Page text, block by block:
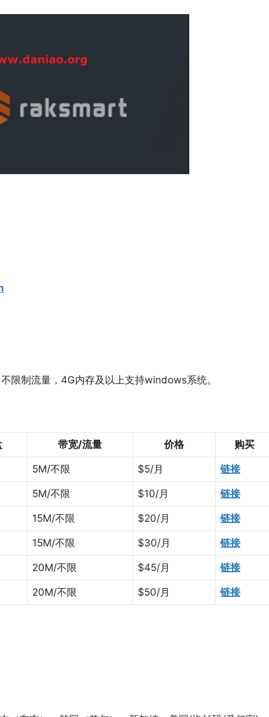
限制流量，4G内存及以上支持windows系统。
带宽/流量 价格 购买
5M/不限 $5/月 链接
5M/不限 $10/月 链接
15M/不限 $20/月 链接
15M/不限 $30/月 链接
20M/不限 $45/月 链接
20M/不限 $50/月 链接